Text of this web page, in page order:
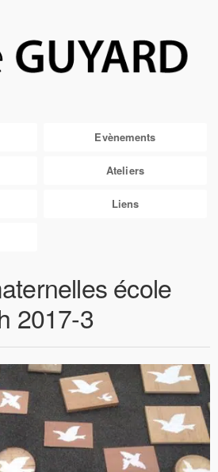
Evènements
Ateliers
Liens
école
2017-3